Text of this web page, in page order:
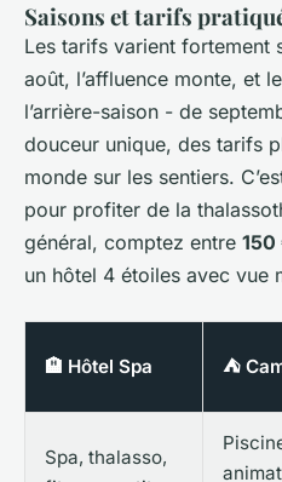
Saisons et tarifs
Les tarifs varient fortement
août, l’affluence monte, et
l’arrière-saison - de
douceur unique, des tarifs
monde sur les sentiers.
pour profiter de la
général, comptez entre
un hôtel 4 étoiles avec vue
🏨 Hôtel Spa ⛺
Spa, thalasso,